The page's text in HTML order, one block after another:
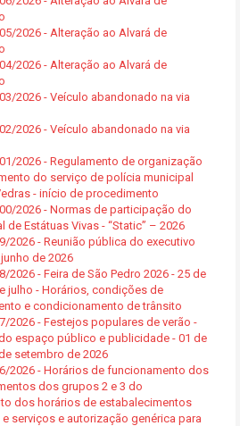
2026 - Alteração ao Alvará de
2026 - Alteração ao Alvará de
2026 - Veículo abandonado na via
2026 - Veículo abandonado na via
2026 - Regulamento de organização
do serviço de polícia municipal
- início de procedimento
2026 - Normas de participação do
de Estátuas Vivas - “Static” – 2026
2026 - Reunião pública do executivo
de 2026
2026 - Feira de São Pedro 2026 - 25 de
julho - Horários, condições de
e condicionamento de trânsito
2026 - Festejos populares de verão -
espaço público e publicidade - 01 de
setembro de 2026
2026 - Horários de funcionamento dos
dos grupos 2 e 3 do
dos horários de estabalecimentos
serviços e autorização genérica para